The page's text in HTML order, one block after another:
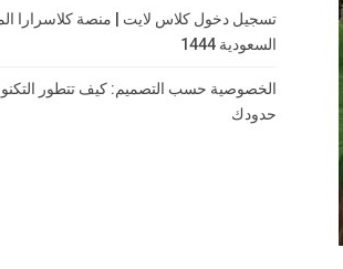
تسجيل دخول كلاس لايت | منصة كلاسرارا
السعودية 1444
الخصوصية حسب التصميم: كيف تتطور
حدودك